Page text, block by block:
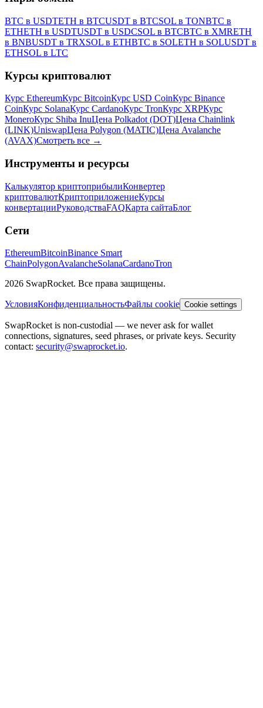
BTC в USDTETH в BTCUSDT в BTCSOL в TONBTC в
ETHETH в USDTUSDT в USDCSOL в BTCBTC в XMRETH
в BNBUSDT в TRXSOL в ETHBTC в SOLETH в SOLUSDT в
ETHSOL в LTC
Курсы криптовалют
Курс EthereumКурс BitcoinКурс USD CoinКурс Binance
CoinКурс SolanaКурс CardanoКурс TronКурс XRPКурс
MoneroКурс Shiba InuЦена Polkadot (DOT)Цена Chainlink
(LINK)UniswapЦена Polygon (MATIC)Цена Avalanche
(AVAX)Смотреть все →
Инструменты и ресурсы
Калькулятор криптоприбылиКонвертер
криптовалютКриптоприложениеКурсы
конвертацииРуководстваFAQКарта сайтаБлог
Сети
EthereumBitcoinBinance Smart
ChainPolygonAvalancheSolanaCardanoTron
2026 SwapRocket. Все права защищены.
УсловияКонфиденциальностьФайлы cookie Cookie settings
SwapRocket is non-custodial — we never ask for wallet
connections, signatures, seed phrases, or private keys. Security
contact: security@swaprocket.io.